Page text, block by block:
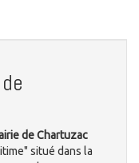
de Chartuzac
situé dans la